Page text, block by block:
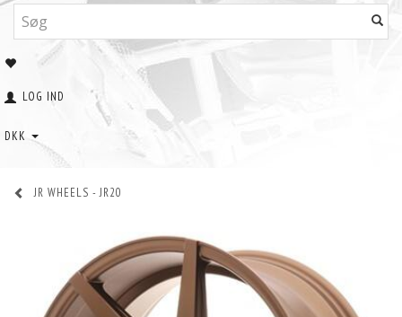
LOG IND
DKK
JR WHEELS - JR20